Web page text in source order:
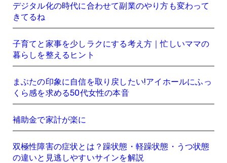
デジタル化の時代に合わせて副業のやり方も変わって
きてるね
子育てと家事を少しラクにする考え方｜忙しいママの
暮らしを整えるヒント
まぶたの印象に自信を取り戻したい!アイホールにふっ
くら感を求める50代女性の本音
補助金で家計が楽に
双極性障害の症状とは？躁状態・軽躁状態・うつ状態
の違いと見逃しやすいサインを解説